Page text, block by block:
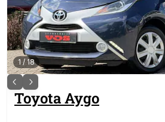
1 /18
ToyotaAygo